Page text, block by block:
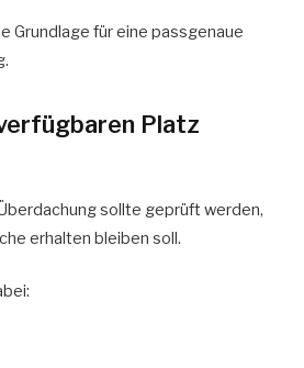
Grundlage für eine passgenaue
Platz
sollte geprüft werden,
erhalten bleiben soll.